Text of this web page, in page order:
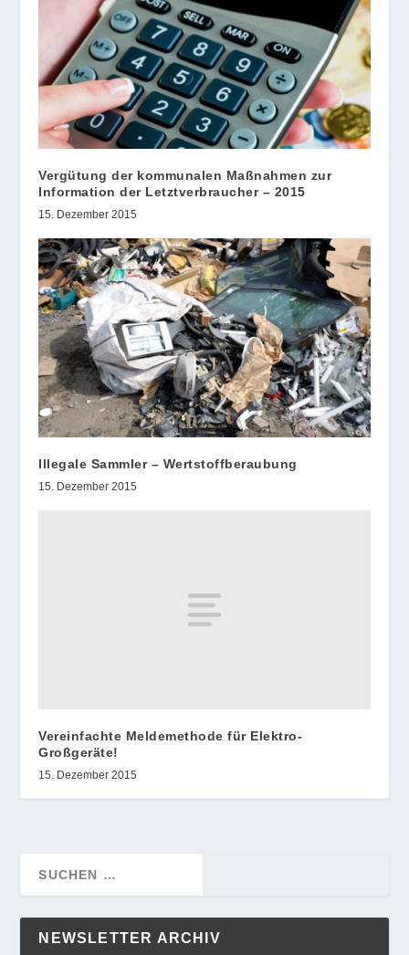
Vergütung der kommunalen Maßnahmen zur
Information der Letztverbraucher – 2015
15. Dezember 2015
Illegale Sammler – Wertstoffberaubung
15. Dezember 2015
Vereinfachte Meldemethode für Elektro-
Großgeräte!
15. Dezember 2015
NEWSLETTER ARCHIV